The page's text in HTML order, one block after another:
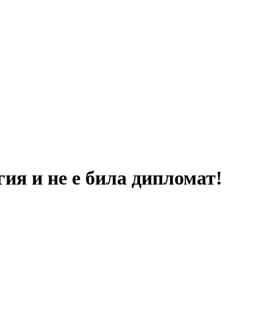
и не е била дипломат!